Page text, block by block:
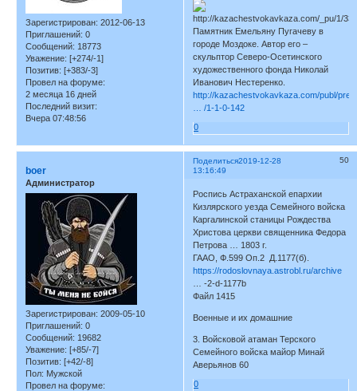
Зарегистрирован: 2012-06-13
Приглашений: 0
Сообщений: 18773
Уважение: [+274/-1]
Позитив: [+383/-3]
Провел на форуме:
2 месяца 16 дней
Последний визит:
Вчера 07:48:56
Памятник Емельяну Пугачеву в
городе Моздоке. Автор его –
скульптор Северо-Осетинского
художественного фонда Николай
Иванович Нестеренко.
http://kazachestvokavkaza.com/publ/preb
… /1-1-0-142
0
Поделиться 50
2019-12-28
13:16:49
boer
Администратор
Зарегистрирован: 2009-05-10
Приглашений: 0
Сообщений: 19682
Уважение: [+85/-7]
Позитив: [+42/-8]
Пол: Мужской
Провел на форуме:
Роспись Астраханской епархии
Кизлярского уезда Семейного войска
Каргалинской станицы Рождества
Христова церкви священника Федора
Петрова … 1803 г.
ГААО, Ф.599 Оп.2 Д.1177(б).
https://rodoslovnaya.astrobl.ru/archive
… -2-d-1177b
Файл 1415
Военные и их домашние
3. Войсковой атаман Терского
Семейного войска майор Минай
Аверьянов 60
0